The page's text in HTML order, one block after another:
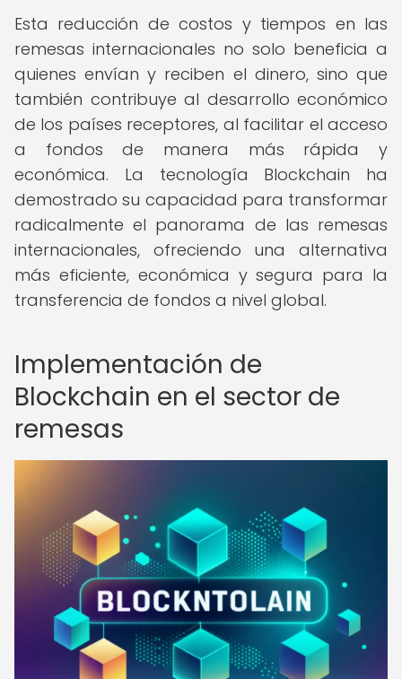
Esta reducción de costos y tiempos en las
remesas internacionales no solo beneficia a
quienes envían y reciben el dinero, sino que
también contribuye al desarrollo económico
de los países receptores, al facilitar el acceso
a fondos de manera más rápida y
económica. La tecnología Blockchain ha
demostrado su capacidad para transformar
radicalmente el panorama de las remesas
internacionales, ofreciendo una alternativa
más eficiente, económica y segura para la
transferencia de fondos a nivel global.
Implementación de
Blockchain en el sector de
remesas